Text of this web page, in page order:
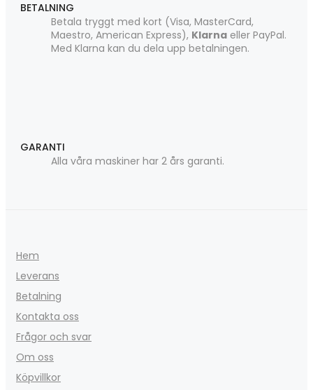
BETALNING
Betala tryggt med kort (Visa, MasterCard,
Maestro, American Express), Klarna eller PayPal.
Med Klarna kan du dela upp betalningen.
GARANTI
Alla våra maskiner har 2 års garanti.
Hem
Leverans
Betalning
Kontakta oss
Frågor och svar
Om oss
Köpvillkor